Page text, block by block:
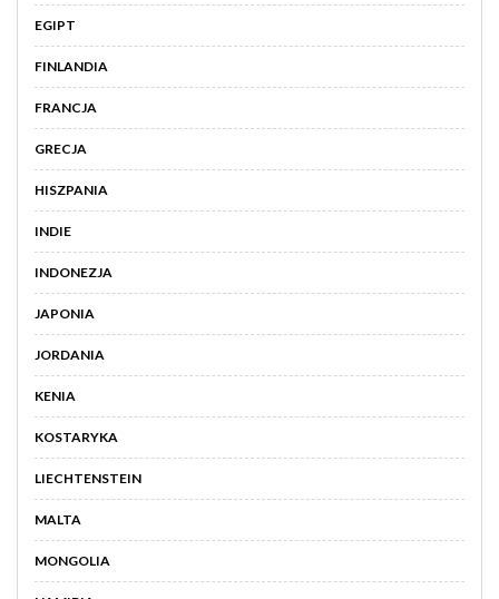
EGIPT
FINLANDIA
FRANCJA
GRECJA
HISZPANIA
INDIE
INDONEZJA
JAPONIA
JORDANIA
KENIA
KOSTARYKA
LIECHTENSTEIN
MALTA
MONGOLIA